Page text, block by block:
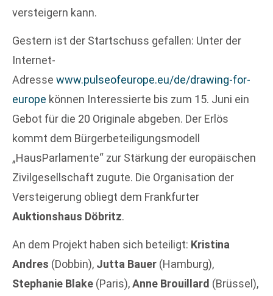
versteigern kann.
Gestern ist der Startschuss gefallen: Unter der
Internet-
Adresse www.pulseofeurope.eu/de/drawing-for-
europe können Interessierte bis zum 15. Juni ein
Gebot für die 20 Originale abgeben. Der Erlös
kommt dem Bürgerbeteiligungsmodell
„HausParlamente“ zur Stärkung der europäischen
Zivilgesellschaft zugute. Die Organisation der
Versteigerung obliegt dem Frankfurter
Auktionshaus Döbritz.
An dem Projekt haben sich beteiligt: Kristina
Andres (Dobbin), Jutta Bauer (Hamburg),
Stephanie Blake (Paris),Anne Brouillard (Brüssel),